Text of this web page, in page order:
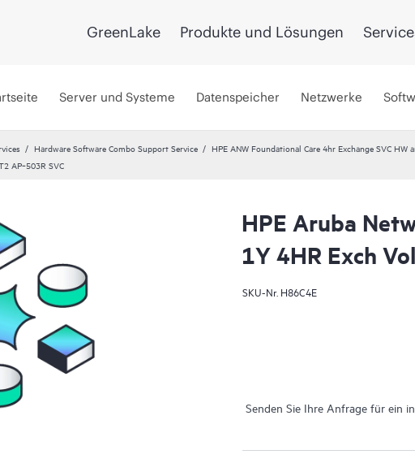
GreenLake Produkte und Lösungen
Server und Systeme Datenspeicher Netzwerke
Hardware Software Combo Support Service
HPE ANW Foundational Care 4hr Exchange SVC HW
AP‑503R SVC
HPE Aruba
1Y 4HR Exch
SKU-Nr. H86C4E
Senden Sie Ihre Anfrage für ein